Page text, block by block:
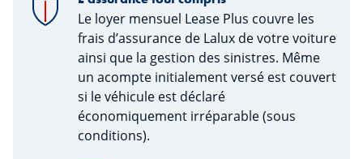
Le loyer mensuel Lease Plus couvre les
frais d’assurance de Lalux de votre voiture
ainsi que la gestion des sinistres. Même
un acompte initialement versé est couvert
si le véhicule est déclaré
économiquement irréparable (sous
conditions).